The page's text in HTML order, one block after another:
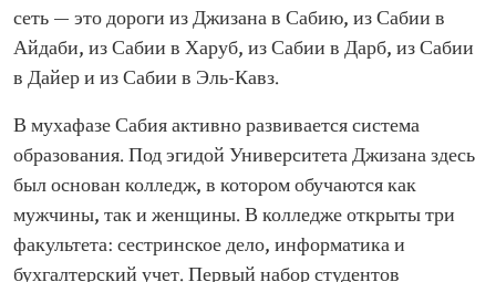
сеть — это дороги из Джизана в Сабию, из Сабии в
Айдаби, из Сабии в Харуб, из Сабии в Дарб, из Сабии
в Дайер и из Сабии в Эль-Кавз.
В мухафазе Сабия активно развивается система
образования. Под эгидой Университета Джизана здесь
был основан колледж, в котором обучаются как
мужчины, так и женщины. В колледже открыты три
факультета: сестринское дело, информатика и
бухгалтерский учет. Первый набор студентов